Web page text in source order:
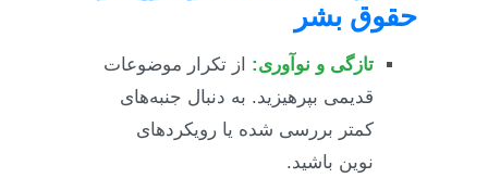
حقوق بشر
تازگی و نوآوری: از تکرار موضوعات
قدیمی بپرهیزید. به دنبال جنبه‌های
کمتر بررسی شده یا رویکردهای
نوین باشید.